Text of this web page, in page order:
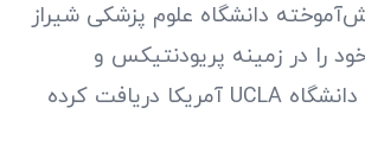
دانشگاه علوم پزشکی شیراز
را در زمینه پریودنتیکس و
بیولوژی دهان از دانشگاه UCLA آمریکا دریافت کرده